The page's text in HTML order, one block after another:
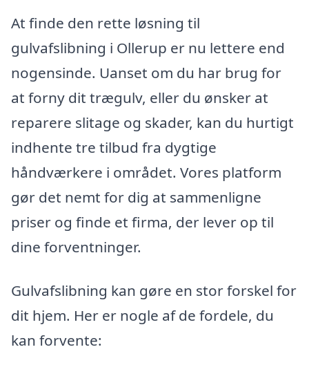
At finde den rette løsning til
gulvafslibning i Ollerup er nu lettere end
nogensinde. Uanset om du har brug for
at forny dit trægulv, eller du ønsker at
reparere slitage og skader, kan du hurtigt
indhente tre tilbud fra dygtige
håndværkere i området. Vores platform
gør det nemt for dig at sammenligne
priser og finde et firma, der lever op til
dine forventninger.
Gulvafslibning kan gøre en stor forskel for
dit hjem. Her er nogle af de fordele, du
kan forvente: